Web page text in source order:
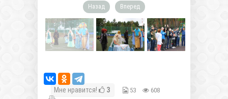
Назад Вперед
Мне нравится! 3 53 608